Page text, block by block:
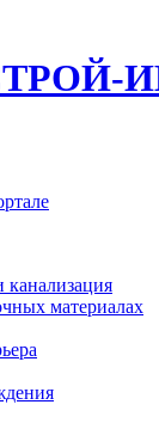
материалах